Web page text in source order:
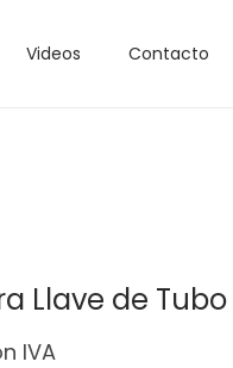
Videos Contacto
Llave de Tubo
IVA